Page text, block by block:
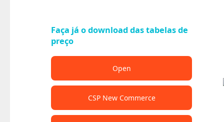
Faça já o download das tabelas de
preço
Open
CSP New Commerce